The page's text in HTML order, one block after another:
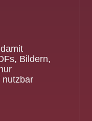
Bildern,
nutzbar